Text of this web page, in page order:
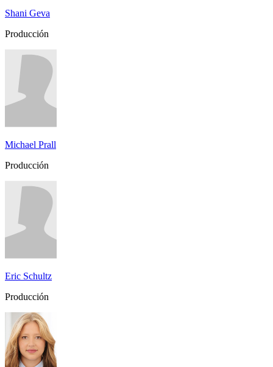
Shani Geva
Producción
Michael Prall
Producción
Eric Schultz
Producción